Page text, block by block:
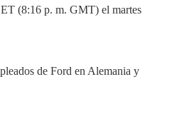
(8:16 p. m. GMT) el martes